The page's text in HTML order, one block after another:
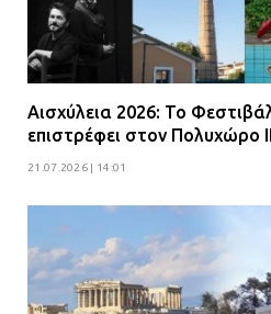
Αισχύλεια 2026: Το
επιστρέφει στον Πολυχώρο
21.07.2026 | 14:01